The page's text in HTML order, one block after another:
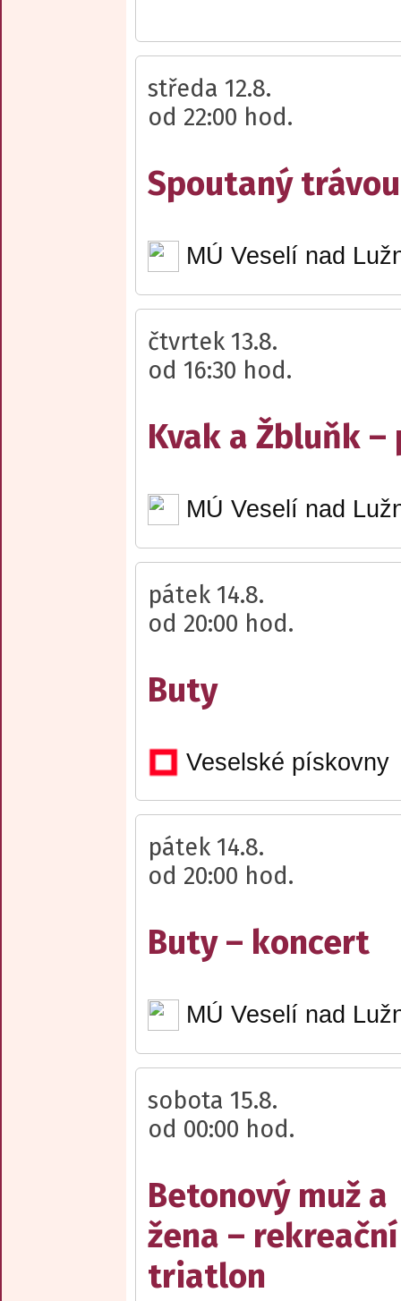
středa 12.8.
od 22:00 hod.
Spoutaný
MÚ Veselí nad
čtvrtek 13.8.
od 16:30 hod.
Kvak a Žbluňk –
MÚ Veselí nad
pátek 14.8.
od 20:00 hod.
Buty
Veselské pískovny
pátek 14.8.
od 20:00 hod.
Buty – koncert
MÚ Veselí nad
sobota 15.8.
od 00:00 hod.
Betonový muž a
žena – rekreační
triatlon